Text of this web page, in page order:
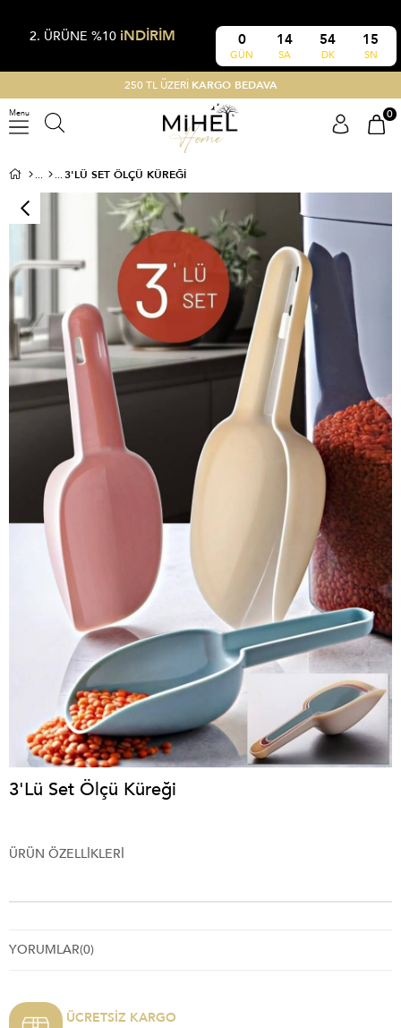
2. ÜRÜNE %10 iNDİRİM 0
GÜN
14
SA
54
DK
15
SN
250 TL ÜZERİ KARGO BEDAVA
Menu 0
3'LÜ SET ÖLÇÜ KÜREĞI
3'Lü Set Ölçü Küreği
ÜRÜN ÖZELLIKLERI
YORUMLAR(0)
ÜCRETSİZ KARGO